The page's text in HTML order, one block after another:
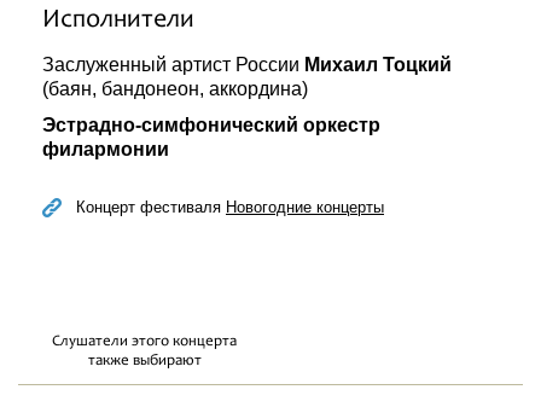
Исполнители
Заслуженный артист России Михаил Тоцкий
(баян, бандонеон, аккордина)
Эстрадно-симфонический оркестр
филармонии
Концерт фестиваля Новогодние концерты
Слушатели этого концерта
также выбирают